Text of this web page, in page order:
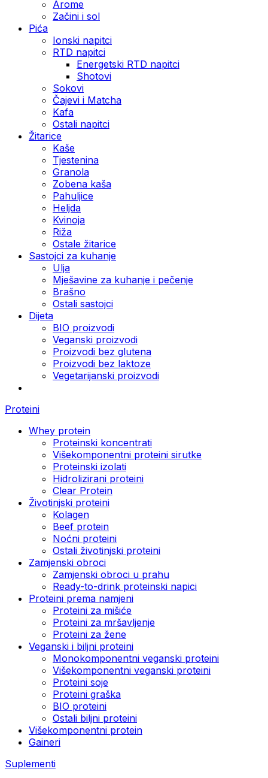
Arome
Začini i sol
Pića
Ionski napitci
RTD napitci
Energetski RTD napitci
Shotovi
Sokovi
Čajevi i Matcha
Kafa
Ostali napitci
Žitarice
Kaše
Tjestenina
Granola
Zobena kaša
Pahuljice
Heljda
Kvinoja
Riža
Ostale žitarice
Sastojci za kuhanje
Ulja
Mješavine za kuhanje i pečenje
Brašno
Ostali sastojci
Dijeta
BIO proizvodi
Veganski proizvodi
Proizvodi bez glutena
Proizvodi bez laktoze
Vegetarijanski proizvodi
Proteini
Whey protein
Proteinski koncentrati
Višekomponentni proteini sirutke
Proteinski izolati
Hidrolizirani proteini
Clear Protein
Životinjski proteini
Kolagen
Beef protein
Noćni proteini
Ostali životinjski proteini
Zamjenski obroci
Zamjenski obroci u prahu
Ready-to-drink proteinski napici
Proteini prema namjeni
Proteini za mišiće
Proteini za mršavljenje
Proteini za žene
Veganski i biljni proteini
Monokomponentni veganski proteini
Višekomponentni veganski proteini
Proteini soje
Proteini graška
BIO proteini
Ostali biljni proteini
Višekomponentni protein
Gaineri
Suplementi